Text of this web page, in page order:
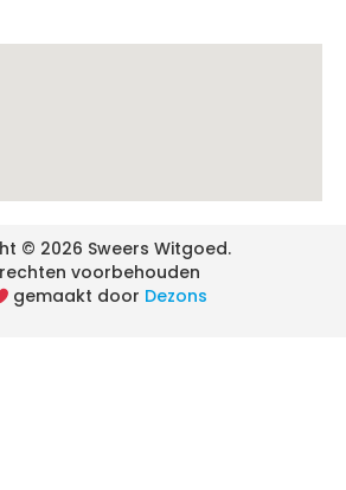
gemaakt door Dezons
© 2026 Sweers Witgoed.
voorbehouden